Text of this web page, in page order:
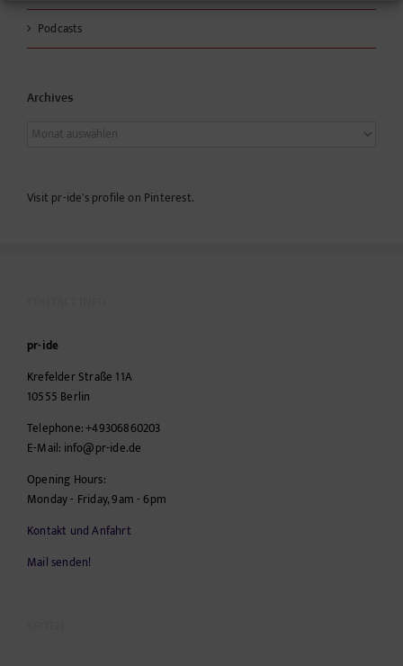
Podcasts
Archives
Archives
Visit pr-ide's profile on Pinterest.
pr-ide
Krefelder Straße 11A
10555 Berlin
Telephone:+49306860203
E-Mail: info@pr-ide.de
Opening Hours:
Monday - Friday, 9am - 6pm
Kontakt und Anfahrt
Mail senden!